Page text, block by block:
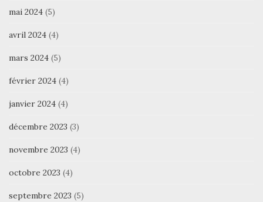
mai 2024 (5)
avril 2024 (4)
mars 2024 (5)
février 2024 (4)
janvier 2024 (4)
décembre 2023 (3)
novembre 2023 (4)
octobre 2023 (4)
septembre 2023 (5)